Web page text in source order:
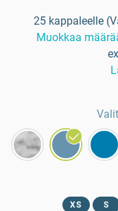
25 kappaleelle
Muokkaa
XS S